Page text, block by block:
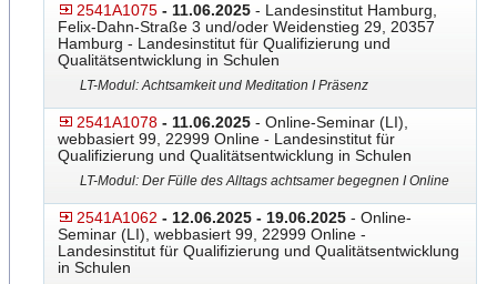
2541A1075 - 11.06.2025 - Landesinstitut Hamburg,
Felix-Dahn-Straße 3 und/oder Weidenstieg 29, 20357
Hamburg - Landesinstitut für Qualifizierung und
Qualitätsentwicklung in Schulen
LT-Modul: Achtsamkeit und Meditation I Präsenz
2541A1078 - 11.06.2025 - Online-Seminar (LI),
webbasiert 99, 22999 Online - Landesinstitut für
Qualifizierung und Qualitätsentwicklung in Schulen
LT-Modul: Der Fülle des Alltags achtsamer begegnen I Online
2541A1062 - 12.06.2025 - 19.06.2025 - Online-
Seminar (LI), webbasiert 99, 22999 Online -
Landesinstitut für Qualifizierung und Qualitätsentwicklung
in Schulen